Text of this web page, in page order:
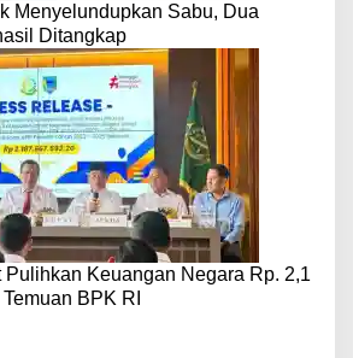
Menyelundupkan Sabu, Dua
Ditangkap
Pulihkan Keuangan Negara Rp. 2,1
BPK RI